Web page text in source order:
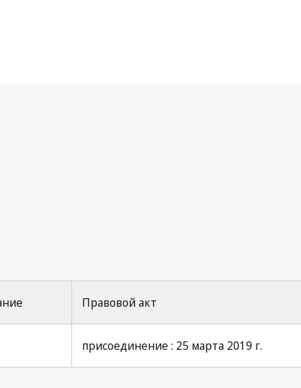
Правовой акт
присоединение : 25 марта 2019 г.